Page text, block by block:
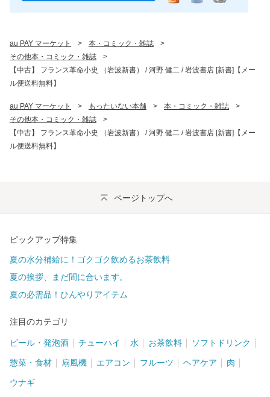
au PAY マーケット > 本・コミック・雑誌
>
その他本・コミック・雑誌
>
【中古】 フランス革命小史 （岩波新書） / 河野 健二 / 岩波書店 [新書]【メー
ル便送料無料】
au PAY マーケット > もったいない本舗 > 本・コミック・雑誌
>
その他本・コミック・雑誌
>
【中古】 フランス革命小史 （岩波新書） / 河野 健二 / 岩波書店 [新書]【メー
ル便送料無料】
ページトップへ
ピックアップ特集
夏の水分補給に！ゴクゴク飲めるお茶飲料
夏の挨拶、まだ間に合います。
夏の必需品！ひんやりアイテム
注目のカテゴリ
ビール・発泡酒 チューハイ 水 お茶飲料 ソフトドリンク
惣菜・食材 扇風機 エアコン フルーツ ヘアケア 肉
ウナギ